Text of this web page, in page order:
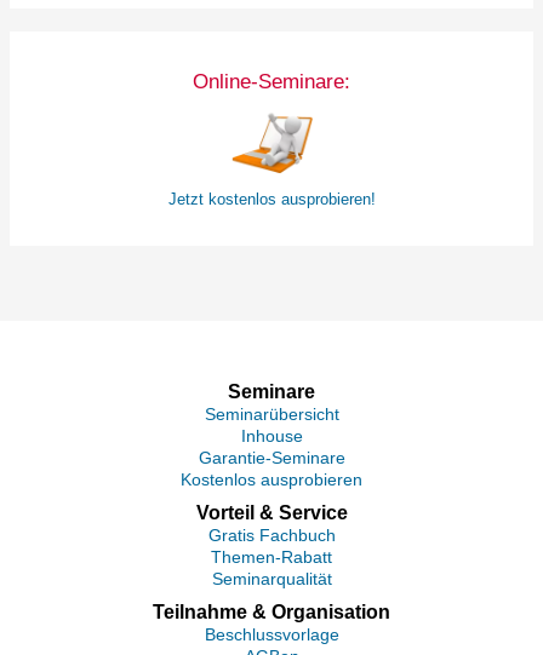
Online-Seminare:
Jetzt kostenlos ausprobieren!
Seminare
Seminarübersicht
Inhouse
Garantie-Seminare
Kostenlos ausprobieren
Vorteil & Service
Gratis Fachbuch
Themen-Rabatt
Seminarqualität
Teilnahme & Organisation
Beschlussvorlage